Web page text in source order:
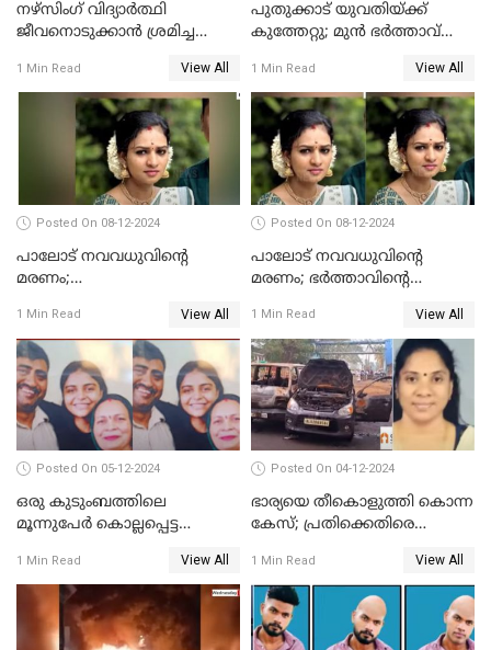
നഴ്‌സിംഗ് വിദ്യാർത്ഥി
ജീവനൊടുക്കാന്‍ ശ്രമിച്ച
മാറ്റിയതായി മൻസൂർ
ആശുപത്രി എം.ഡി ഷംസുദ്ദീൻ
1 Min Read View All
പുതുക്കാട് യുവതിയ്ക്ക്
കുത്തേറ്റു; മുൻ ഭർത്താവ്
1 Min Read View All
Posted On 08-12-2024
പാലോട് നവവധുവിന്റെ
മരണം;
സ്ഥിരീകരിച്ച് പൊലീസ്
1 Min Read View All
Posted On 08-12-2024
പാലോട് നവവധുവിന്റെ
മരണം; ഭര്‍ത്താവിന്റെ
1 Min Read View All
Posted On 05-12-2024
ഒരു കുടുംബത്തിലെ
മൂന്നുപേര്‍ കൊല്ലപ്പെട്ട
1 Min Read View All
Posted On 04-12-2024
ഭാര്യയെ തീകൊളുത്തി കൊന്ന
കേസ്; പ്രതിക്കെതിരെ
വധശ്രമ കുറ്റവും ചുമത്തി
1 Min Read View All